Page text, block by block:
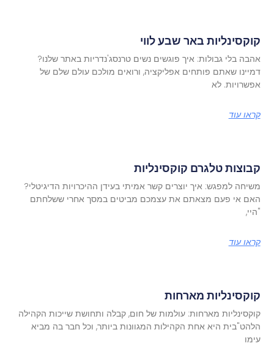
קוקסינליות באר שבע לווי
אהבה בלי גבולות: איך פוגשים נשים טרנסג'נדריות באתר שלנו?
דמיינו שאתם פותחים אפליקציה, ורואים מולכם עולם שלם של
אפשרויות. לא
קראו עוד
קבוצות טלגרם קוקסינליות
משיחה למפגש: איך יוצרים קשר אמיתי בעידן ההיכרויות הדיגיטלי?
האם אי פעם מצאתם את עצמכם מביטים במסך אחרי ששלחתם
"היי,
קראו עוד
קוקסינליות מארחות
קוקסינליות מארחות: עולמות של חום, קבלה ותחושת שייכות הקהילה
הלהט"בית היא אחת הקהילות המגוונות ביותר, וכל חבר בה מביא
עימו